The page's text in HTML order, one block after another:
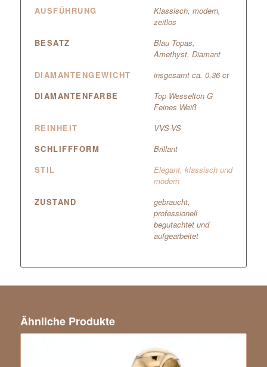
AUSFÜHRUNG
Klassisch, modern,
zeitlos
BESATZ
Blau Topas,
Amethyst, Diamant
DIAMANTENGEWICHT
insgesamt ca. 0,36 ct
DIAMANTENFARBE
Top Wesselton G
Feines Weiß
REINHEIT
VVS-VS
SCHLIFFFORM
Brillant
STIL
Elegant, klassisch und
modern
ZUSTAND
gebraucht,
professionell
begutachtet und
aufgearbeitet
Ähnliche Produkte